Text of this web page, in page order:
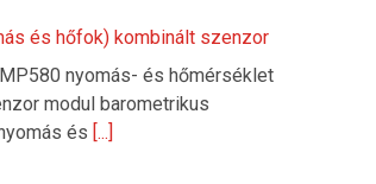
és hőfok) kombinált szenzor
nyomás- és hőmérséklet
modul barometrikus
és [...]